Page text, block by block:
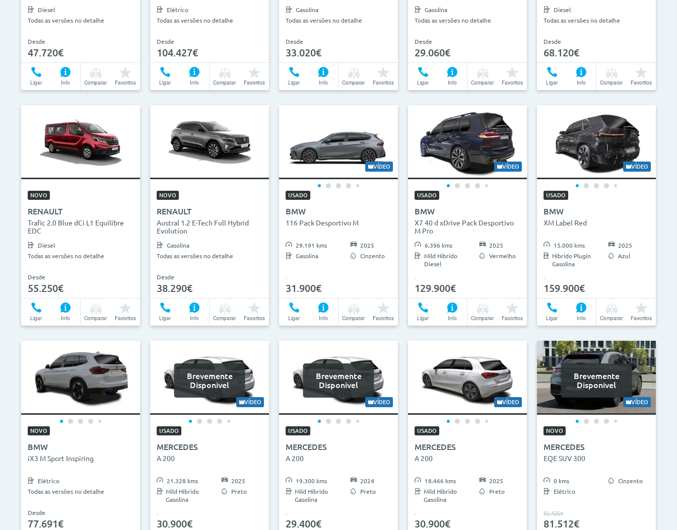
Diesel
Todas as versões no detalhe
Desde
47.720€
Ligar Info Comparar Favoritos
Elétrico
Todas as versões no detalhe
Desde
104.427€
Ligar Info Comparar Favoritos
Gasolina
Todas as versões no detalhe
Desde
33.020€
Ligar Info Comparar Favoritos
Gasolina
Todas as versões no detalhe
Desde
29.060€
Ligar Info Comparar Favoritos
Diesel
Todas as versões no detalhe
Desde
68.120€
Ligar Info Comparar Favoritos
NOVO
RENAULT
Trafic 2.0 Blue dCi L1 Equilibre
EDC
Diesel
Todas as versões no detalhe
Desde
55.250€
Ligar Info Comparar Favoritos
NOVO
RENAULT
Austral 1.2 E-Tech Full Hybrid
Evolution
Gasolina
Todas as versões no detalhe
Desde
38.290€
Ligar Info Comparar Favoritos
VÍDEO
USADO
BMW
116 Pack Desportivo M
29.191 kms
Gasolina
2025
Cinzento
31.900€
Ligar Info Comparar Favoritos
VÍDEO
USADO
BMW
X7 40 d xDrive Pack Desportivo
M Pro
6.396 kms
Mild Híbrido
Diesel
2025
Vermelho
129.900€
Ligar Info Comparar Favoritos
VÍDEO
USADO
BMW
XM Label Red
15.000 kms
Híbrido Plugin
Gasolina
2025
Azul
159.900€
Ligar Info Comparar Favoritos
NOVO
BMW
iX3 M Sport Inspiring
Elétrico
Todas as versões no detalhe
Desde
77.691€
Brevemente
Disponivel
VÍDEO
USADO
MERCEDES
A 200
21.328 kms
Mild Hibrido
Gasolina
2025
Preto
30.900€
Brevemente
Disponivel
VÍDEO
USADO
MERCEDES
A 200
19.300 kms
Mild Hibrido
Gasolina
2024
Preto
29.400€
VÍDEO
USADO
MERCEDES
A 200
18.466 kms
Mild Hibrido
Gasolina
2025
Preto
30.900€
Brevemente
Disponivel
VÍDEO
NOVO
MERCEDES
EQE SUV 300
0 kms
Elétrico
Cinzento
92.425€
81.512€